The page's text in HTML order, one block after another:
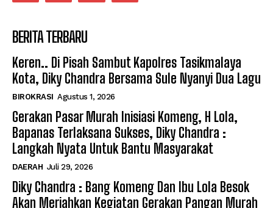
BERITA TERBARU
Keren.. Di Pisah Sambut Kapolres Tasikmalaya
Kota, Diky Chandra Bersama Sule Nyanyi Dua Lagu
BIROKRASI Agustus 1, 2026
Gerakan Pasar Murah Inisiasi Komeng, H Lola,
Bapanas Terlaksana Sukses, Diky Chandra :
Langkah Nyata Untuk Bantu Masyarakat
DAERAH Juli 29, 2026
Diky Chandra : Bang Komeng Dan Ibu Lola Besok
Akan Meriahkan Kegiatan Gerakan Pangan Murah